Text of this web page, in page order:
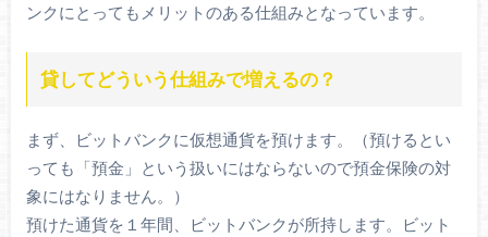
ンクにとってもメリットのある仕組みとなっています。
貸してどういう仕組みで増えるの？
まず、ビットバンクに仮想通貨を預けます。（預けるとい
っても「預金」という扱いにはならないので預金保険の対
象にはなりません。）
預けた通貨を１年間、ビットバンクが所持します。ビット